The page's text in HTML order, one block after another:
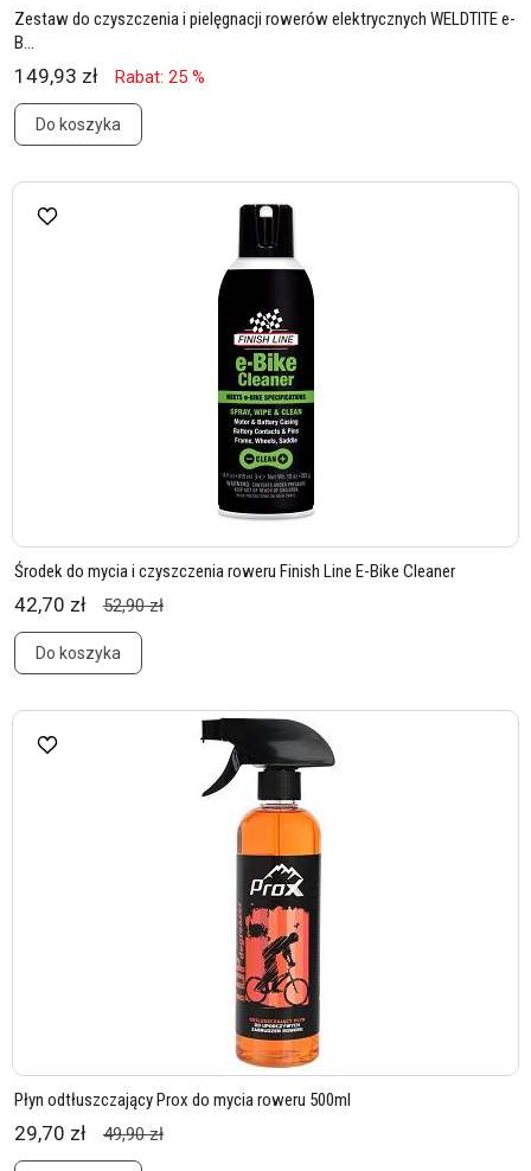
Zestaw do czyszczenia i pielęgnacji rowerów elektrycznych WELDTITE e-
B...
149,93 zł Rabat: 25 %
Do koszyka
Środek do mycia i czyszczenia roweru Finish Line E-Bike Cleaner
42,70 zł 52,90 zł
Do koszyka
Płyn odtłuszczający Prox do mycia roweru 500ml
29,70 zł 49,90 zł